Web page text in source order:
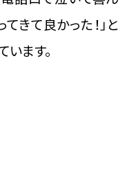
続けたところ、徐々
がり、見事に志望校
ました。